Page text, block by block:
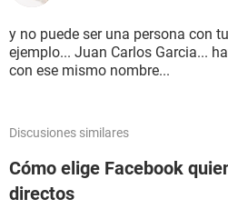
y no puede ser una persona con
ejemplo... Juan Carlos Garcia...
con ese mismo nombre...
Discusiones similares
Cómo elige Facebook
directos